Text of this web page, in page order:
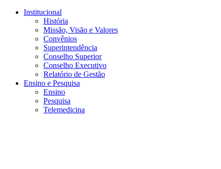
Conteúdo principal
Institucional
História
Missão, Visão e Valores
Convênios
Superintendência
Conselho Superior
Conselho Executivo
Relatório de Gestão
Ensino e Pesquisa
Ensino
Pesquisa
Telemedicina